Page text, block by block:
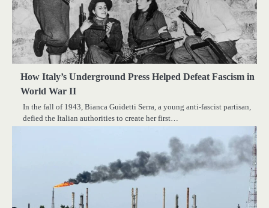
How Italy’s Underground Press Helped Defeat Fascism in
World War II
In the fall of 1943, Bianca Guidetti Serra, a young anti-fascist partisan,
defied the Italian authorities to create her first…